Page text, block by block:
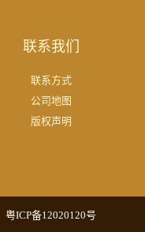
联系我们
联系方式
公司地图
版权声明
粤ICP备12020120号